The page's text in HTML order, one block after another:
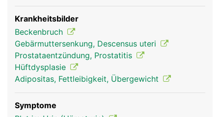
Stabilität und ermöglichen die Bewegung der
Beine. Das Becken ist über das Hüftgelenk mit
dem Oberschenkelknochen verbunden. Im
Beckenraum befindet sich ausserdem die
Beckenorgane: Blase, Mastdarm und die Mehrzahl
der Geschlechtsorgane. Frauen haben im Vergleich
zu Männern ein breiteres Becken und einen
können.
Krankheitsbilder
Beckenbruch
Gebärmuttersenkung, Descensus uteri
Prostataentzündung, Prostatitis
Hüftdysplasie
Adipositas, Fettleibigkeit, Übergewicht
Symptome